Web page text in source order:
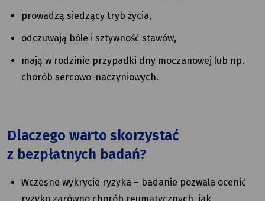
prowadzą siedzący tryb życia,
odczuwają bóle i sztywność stawów,
mają w rodzinie przypadki dny moczanowej lub np.
chorób sercowo-naczyniowych.
Dlaczego warto skorzystać
z bezpłatnych badań?
Wczesne wykrycie ryzyka – badanie pozwala ocenić